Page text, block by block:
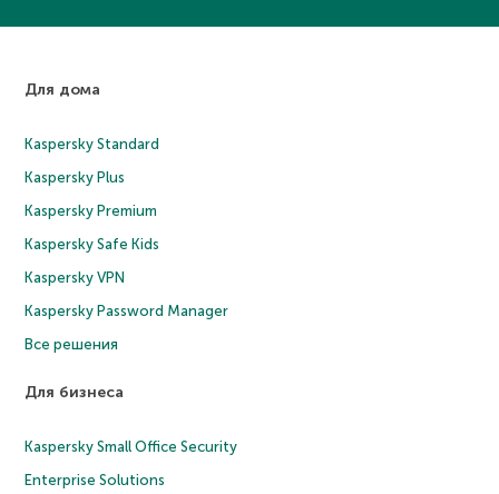
Для дома
Kaspersky Standard
Kaspersky Plus
Kaspersky Premium
Kaspersky Safe Kids
Kaspersky VPN
Kaspersky Password Manager
Все решения
Для бизнеса
Kaspersky Small Office Security
Enterprise Solutions